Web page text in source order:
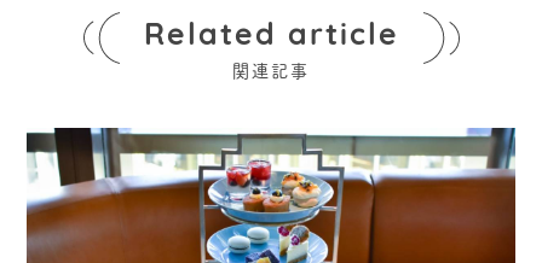
Related article
関連記事